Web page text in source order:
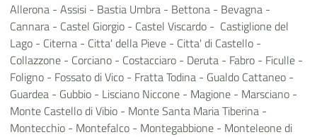
Allerona - Assisi - Bastia Umbra - Bettona - Bevagna -
Cannara - Castel Giorgio - Castel Viscardo - Castiglione del
Lago - Citerna - Citta' della Pieve - Citta' di Castello -
Collazzone - Corciano - Costacciaro - Deruta - Fabro - Ficulle -
Foligno - Fossato di Vico - Fratta Todina - Gualdo Cattaneo -
Guardea - Gubbio - Lisciano Niccone - Magione - Marsciano -
Monte Castello di Vibio - Monte Santa Maria Tiberina -
Montecchio - Montefalco - Montegabbione - Monteleone di